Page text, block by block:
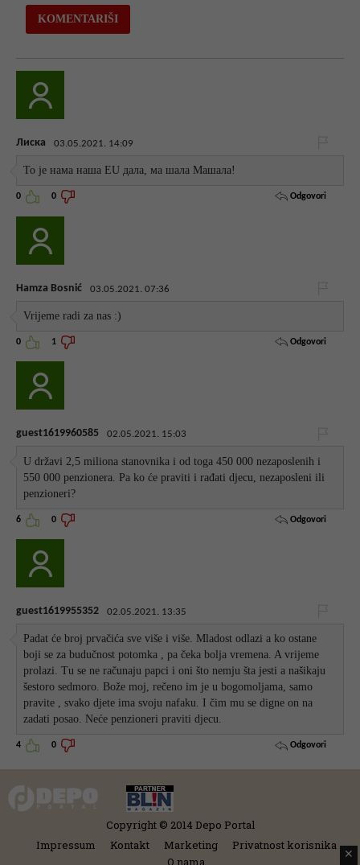
Лиска 03.05.2021. 14:09
То је нама наша EU дала, ма шала Машала!
0 0 Odgovori
Hamza Bosnić 03.05.2021. 07:36
Vrijeme radi za nas :)
0 1 Odgovori
guest1619960585 02.05.2021. 15:03
U državi 2,5 miliona stanovnika i od toga 450 000 nezaposlenih i
550 000 penzionera. Pa ko će praviti i rađati djecu, nezaposleni ili
penzioneri?
6 0 Odgovori
guest1619955352 02.05.2021. 13:35
Padat će broj prvačića sve više i više. Mladost odlazi a ko ostane
boji se za budučnost potomka , pa čeka bolja vremena. A vrijeme
prolazi. Tu se ne računaju papci i oni što nemju šta jesti a našikaju
šestoro sedmoro. Bože moj, rečeno im je u bogomoljama, samo
pravite , svako djete ima svoju nafaku. I čim mu se digne on na
zadati posao. Neće penzioneri praviti djecu.
4 0 Odgovori
Copyright © 2014 Depo Portal
Impressum
Kontakt Marketing
Privatnost korisnika
O nama
✕